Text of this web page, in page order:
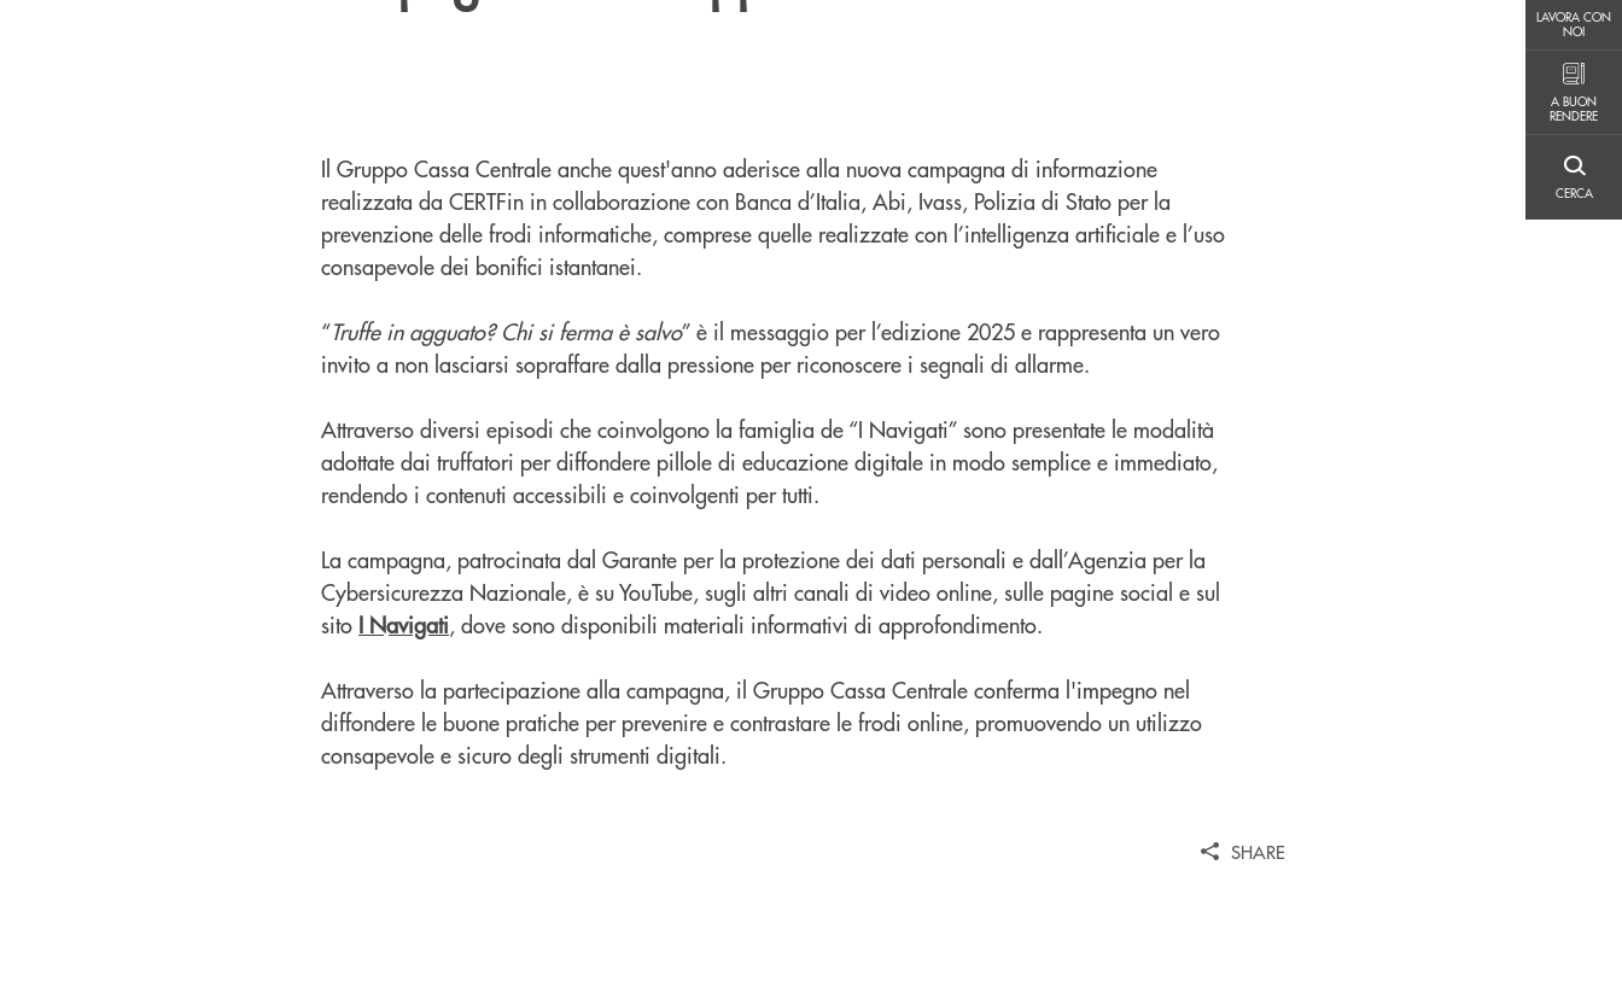
LAVORA CON
NOI
A BUON
RENDERE
CERCA
Il Gruppo Cassa Centrale anche quest'anno aderisce alla nuova campagna di informazione
realizzata da CERTFin in collaborazione con Banca d’Italia, Abi, Ivass, Polizia di Stato per la
prevenzione delle frodi informatiche, comprese quelle realizzate con l’intelligenza artificiale e l’uso
consapevole dei bonifici istantanei.
“Truffe in agguato? Chi si ferma è salvo” è il messaggio per l’edizione 2025 e rappresenta un vero
invito a non lasciarsi sopraffare dalla pressione per riconoscere i segnali di allarme.
Attraverso diversi episodi che coinvolgono la famiglia de “I Navigati” sono presentate le modalità
adottate dai truffatori per diffondere pillole di educazione digitale in modo semplice e immediato,
rendendo i contenuti accessibili e coinvolgenti per tutti.
La campagna, patrocinata dal Garante per la protezione dei dati personali e dall’Agenzia per la
Cybersicurezza Nazionale, è su YouTube, sugli altri canali di video online, sulle pagine social e sul
sito I Navigati, dove sono disponibili materiali informativi di approfondimento.
Attraverso la partecipazione alla campagna, il Gruppo Cassa Centrale conferma l'impegno nel
diffondere le buone pratiche per prevenire e contrastare le frodi online, promuovendo un utilizzo
consapevole e sicuro degli strumenti digitali.
SHARE